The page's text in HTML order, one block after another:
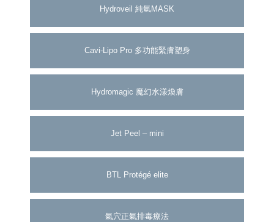
Hydroveil 純氫MASK
Cavi-Lipo Pro 多功能緊膚塑身
Hydromagic 魔幻水漾煥膚
Jet Peel – mini
BTL Protégé elite
氣穴正氣排毒療法